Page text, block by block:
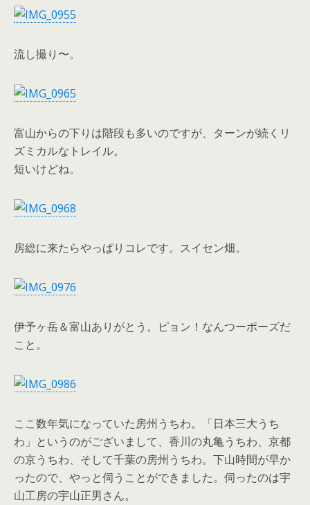
流し撮り〜。
富山からの下りは階段も多いのですが、ターンが続くリ
ズミカルなトレイル。
短いけどね。
房総に来たらやっぱりコレです。スイセン畑。
伊予ヶ岳＆富山ありがとう。ピョン！なんつーポーズだ
こと。
ここ数年気になっていた房州うちわ。「日本三大うち
わ」というのがございまして、香川の丸亀うちわ、京都
の京うちわ、そして千葉の房州うちわ。下山時間が早か
ったので、やっと伺うことができました。伺ったのは宇
山工房の宇山正男さん。